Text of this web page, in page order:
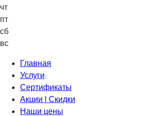
чт
пт
сб
вс
Главная
Услуги
Сертификаты
Акции | Скидки
Наши цены